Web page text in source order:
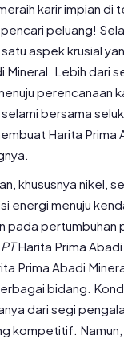
karir impian
peluang!
aspek krusial
Mineral. Lebih dari
perencanaan
bersama
Harita Prima
khususnya nikel,
energi menuju
pada pertumbuhan
PTHarita Prima
Prima Abadi
bidang.
dari segi
kompetitif.